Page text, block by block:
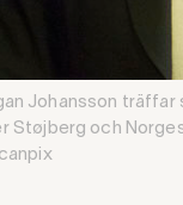
Johansson träffar
Støjberg och